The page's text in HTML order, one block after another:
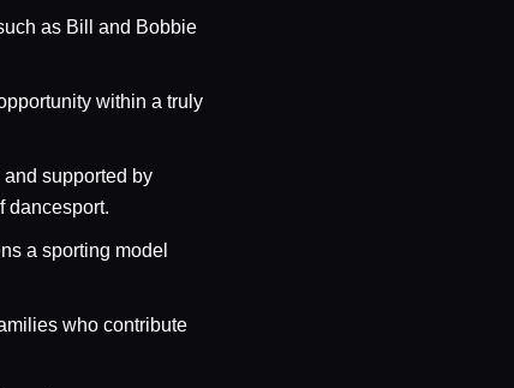
as Bill and Bobbie
within a truly
supported by
dancesport.
a sporting model
who contribute